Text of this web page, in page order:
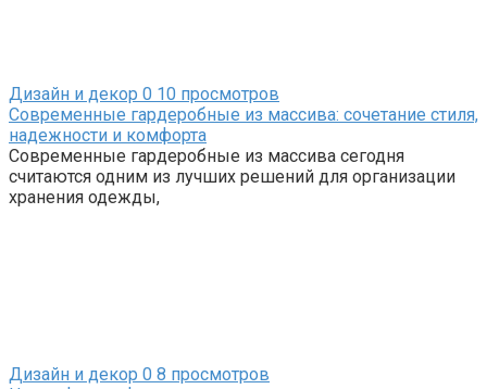
Дизайн и декор 0 10 просмотров
Современные гардеробные из массива: сочетание стиля,
надежности и комфорта
Современные гардеробные из массива сегодня
считаются одним из лучших решений для организации
хранения одежды,
Дизайн и декор 0 8 просмотров